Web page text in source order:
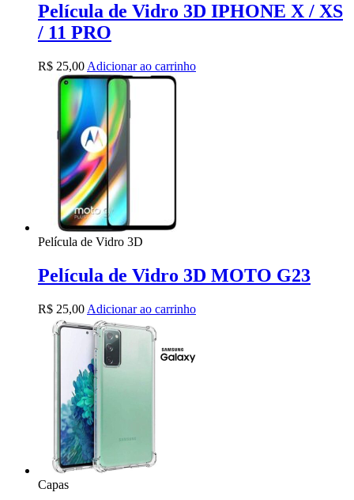
Película de Vidro 3D IPHONE X / XS
/ 11 PRO
R$ 25,00 Adicionar ao carrinho
Película de Vidro 3D
Película de Vidro 3D MOTO G23
R$ 25,00 Adicionar ao carrinho
Capas